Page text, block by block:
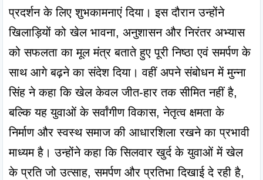
प्रदर्शन के लिए शुभकामनाएं दिया। इस दौरान उन्होंने
खिलाड़ियों को खेल भावना, अनुशासन और निरंतर अभ्यास
को सफलता का मूल मंत्र बताते हुए पूरी निष्ठा एवं समर्पण के
साथ आगे बढ़ने का संदेश दिया। वहीं अपने संबोधन में मुन्ना
सिंह ने कहा कि खेल केवल जीत-हार तक सीमित नहीं है,
बल्कि यह युवाओं के सर्वांगीण विकास, नेतृत्व क्षमता के
निर्माण और स्वस्थ समाज की आधारशिला रखने का प्रभावी
माध्यम है। उन्होंने कहा कि सिलवार खुर्द के युवाओं में खेल
के प्रति जो उत्साह, समर्पण और प्रतिभा दिखाई दे रही है,